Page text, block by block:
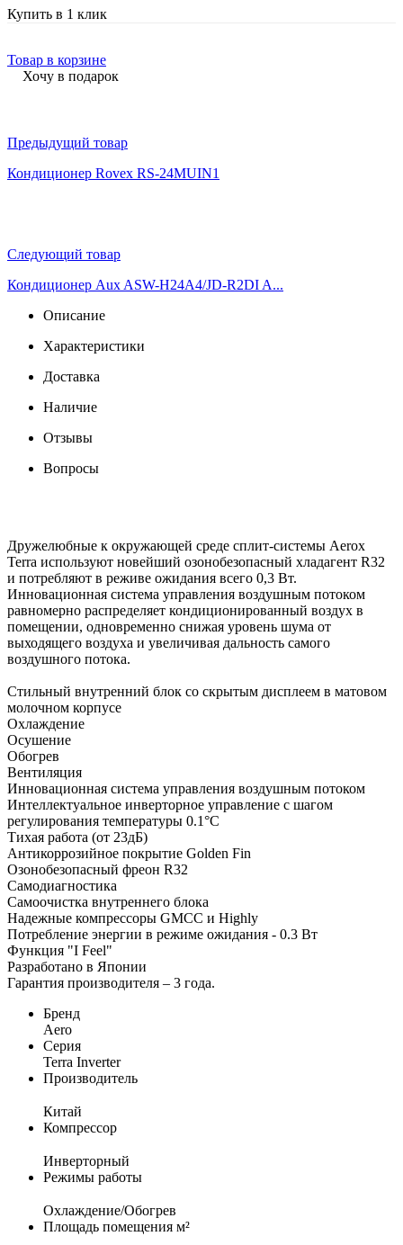
Купить в 1 клик
Товар в корзине
Хочу в подарок
Предыдущий товар
Кондиционер Rovex RS-24MUIN1
Следующий товар
Кондиционер Aux ASW-H24A4/JD-R2DI A...
Описание
Характеристики
Доставка
Наличие
Отзывы
Вопросы
Дружелюбные к окружающей среде сплит-системы Aerox
Terra используют новейший озонобезопасный хладагент R32
и потребляют в реживе ожидания всего 0,3 Вт.
Инновационная система управления воздушным потоком
равномерно распределяет кондиционированный воздух в
помещении, одновременно снижая уровень шума от
выходящего воздуха и увеличивая дальность самого
воздушного потока.
Стильный внутренний блок со скрытым дисплеем в матовом
молочном корпусе
Охлаждение
Осушение
Обогрев
Вентиляция
Инновационная система управления воздушным потоком
Интеллектуальное инверторное управление с шагом
регулирования температуры 0.1°C
Тихая работа (от 23дБ)
Антикоррозийное покрытие Golden Fin
Озонобезопасный фреон R32
Самодиагностика
Самоочистка внутреннего блока
Надежные компрессоры GMCC и Highly
Потребление энергии в режиме ожидания - 0.3 Вт
Функция "I Feel"
Разработано в Японии
Гарантия производителя – 3 года.
Бренд
Aero
Серия
Terra Inverter
Производитель
Китай
Компрессор
Инверторный
Режимы работы
Охлаждение/Обогрев
Площадь помещения м²